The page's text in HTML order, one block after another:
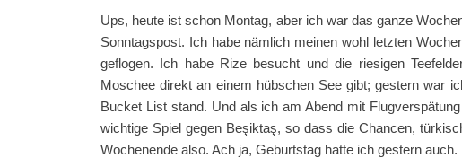
Ups, heute ist schon Montag, aber ich war das ganze
Sonntagspost. Ich habe nämlich meinen wohl letzten
geflogen. Ich habe Rize besucht und die riesigen
Moschee direkt an einem hübschen See gibt; gestern war
Bucket List stand. Und als ich am Abend mit
wichtige Spiel gegen Beşiktaş, so dass die Chancen,
Wochenende also. Ach ja, Geburtstag hatte ich gestern auch.